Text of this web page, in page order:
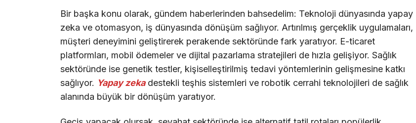
Bir başka konu olarak, gündem haberlerinden bahsedelim: Teknoloji dünyasında yapay
zeka ve otomasyon, iş dünyasında dönüşüm sağlıyor. Artırılmış gerçeklik uygulamaları,
müşteri deneyimini geliştirerek perakende sektöründe fark yaratıyor. E-ticaret
platformları, mobil ödemeler ve dijital pazarlama stratejileri de hızla gelişiyor. Sağlık
sektöründe ise genetik testler, kişiselleştirilmiş tedavi yöntemlerinin gelişmesine katkı
sağlıyor. Yapay zekadestekli teşhis sistemleri ve robotik cerrahi teknolojileri de sağlık
alanında büyük bir dönüşüm yaratıyor.